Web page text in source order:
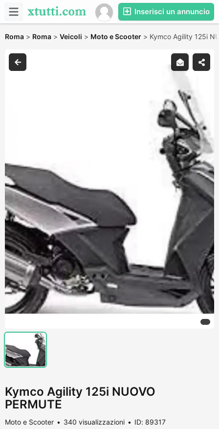
Inserisci un annuncio
Roma > Roma > Veicoli > Moto e Scooter > Kymco Agility 125i
Kymco Agility 125i NUOVO
PERMUTE
Moto e Scooter 340 visualizzazioni ID: 89317